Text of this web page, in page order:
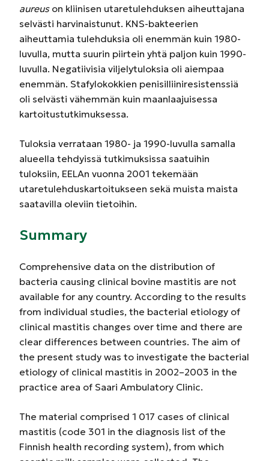
aureuson kliinisen utaretulehduksen aiheuttajana
selvästi harvinaistunut. KNS-bakteerien
aiheuttamia tulehduksia oli enemmän kuin 1980-
luvulla, mutta suurin piirtein yhtä paljon kuin 1990-
luvulla. Negatiivisia viljelytuloksia oli aiempaa
enemmän. Stafylokokkien penisilliiniresistenssiä
oli selvästi vähemmän kuin maanlaajuisessa
kartoitustutkimuksessa.
Tuloksia verrataan 1980- ja 1990-luvulla samalla
alueella tehdyissä tutkimuksissa saatuihin
tuloksiin, EELAn vuonna 2001 tekemään
utaretulehduskartoitukseen sekä muista maista
saatavilla oleviin tietoihin.
Summary
Comprehensive data on the distribution of
bacteria causing clinical bovine mastitis are not
available for any country. According to the results
from individual studies, the bacterial etiology of
clinical mastitis changes over time and there are
clear differences between countries. The aim of
the present study was to investigate the bacterial
etiology of clinical mastitis in 2002–2003 in the
practice area of Saari Ambulatory Clinic.
The material comprised 1 017 cases of clinical
mastitis (code 301 in the diagnosis list of the
Finnish health recording system), from which